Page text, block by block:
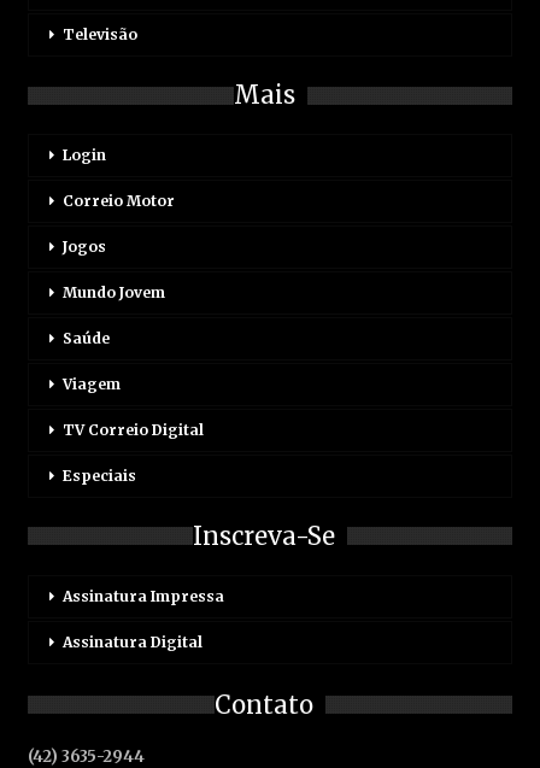
Televisão
Mais
Login
Correio Motor
Jogos
Mundo Jovem
Saúde
Viagem
TV Correio Digital
Especiais
Inscreva-Se
Assinatura Impressa
Assinatura Digital
Contato
(42) 3635-2944